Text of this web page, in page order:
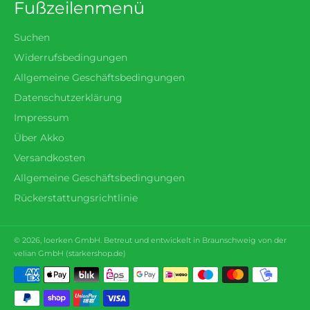
Fußzeilenmenü
Suchen
Widerrufsbedingungen
Allgemeine Geschäftsbedingungen
Datenschutzerklärung
Impressum
Über Akko
Versandkosten
Allgemeine Geschäftsbedingungen
Rückerstattungsrichtlinie
© 2026, loerken GmbH. Betreut und entwickelt in Braunschweig von der
velian GmbH (starkershop.de)
Zahlungsmethoden